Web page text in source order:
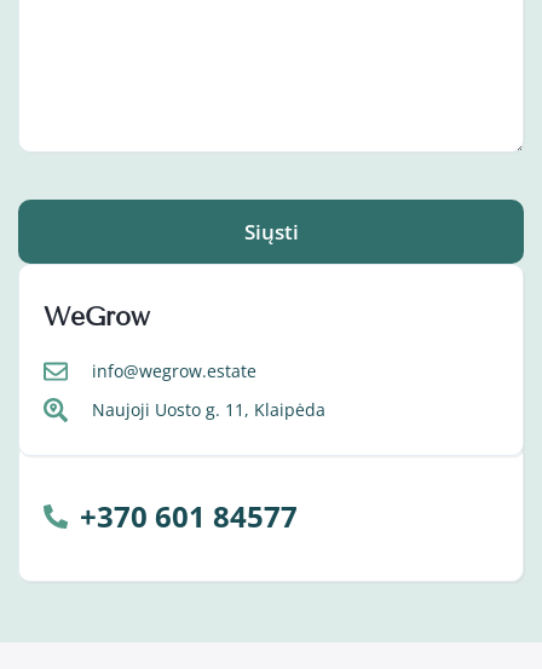
Siųsti
WeGrow
info@wegrow.estate
Naujoji Uosto g. 11, Klaipėda
+370 601 84577